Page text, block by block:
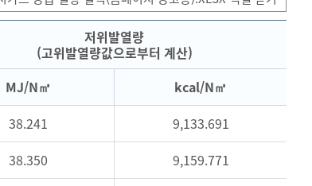
저위발열량
(고위발열량값으로부터 계산)
MJ/N㎥
kcal/N㎥
38.241
9,133.691
38.350
9,159.771